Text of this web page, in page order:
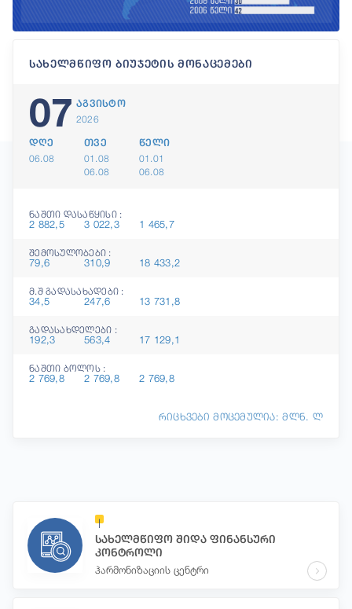
სახელმწიფო ბიუჯეტის მონაცემები
07 აგვისტო
2026
დღე
06.08
თვე
01.08
06.08
წელი
01.01
06.08
ნაშთი დასაწყისი :
2 882,5 3 022,3 1 465,7
შემოსულობები :
79,6 310,9 18 433,2
მ.შ გადასახადები :
34,5 247,6 13 731,8
გადასახდელები :
192,3 563,4 17 129,1
ნაშთი ბოლოს :
2 769,8 2 769,8 2 769,8
რიცხვები მოცემულია: მლნ. ლ
სახელმწიფო შიდა ფინანსური
კონტროლი
ჰარმონიზაციის ცენტრი